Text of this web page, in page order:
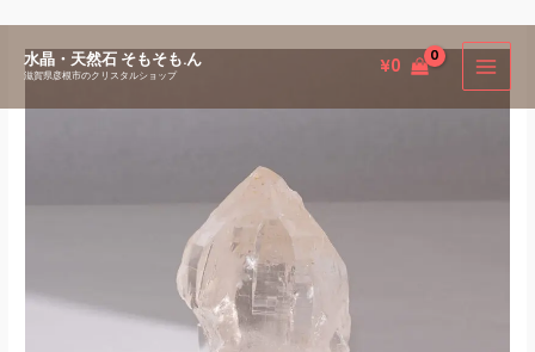
水晶・天然石 そもそも.ん
滋賀県彦根市のクリスタルショップ ¥0